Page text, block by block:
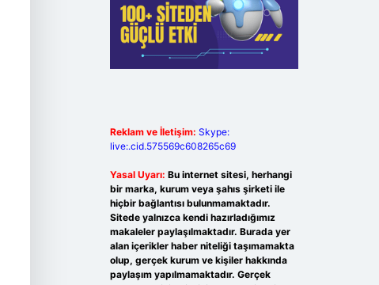
Reklam ve İletişim: Skype:
live:.cid.575569c608265c69
Yasal Uyarı: Bu internet sitesi, herhangi
bir marka, kurum veya şahıs şirketi ile
hiçbir bağlantısı bulunmamaktadır.
Sitede yalnızca kendi hazırladığımız
makaleler paylaşılmaktadır. Burada yer
alan içerikler haber niteliği taşımamakta
olup, gerçek kurum ve kişiler hakkında
paylaşım yapılmamaktadır. Gerçek